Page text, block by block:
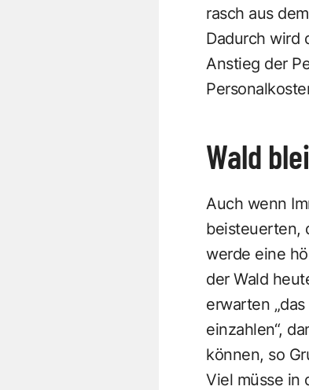
rasch aus
Dadurch wird
Anstieg der
Wald
Auch wenn
beisteuerten,
werde eine
der Wald
erwarten
einzahlen“,
können, so
Viel müsse in